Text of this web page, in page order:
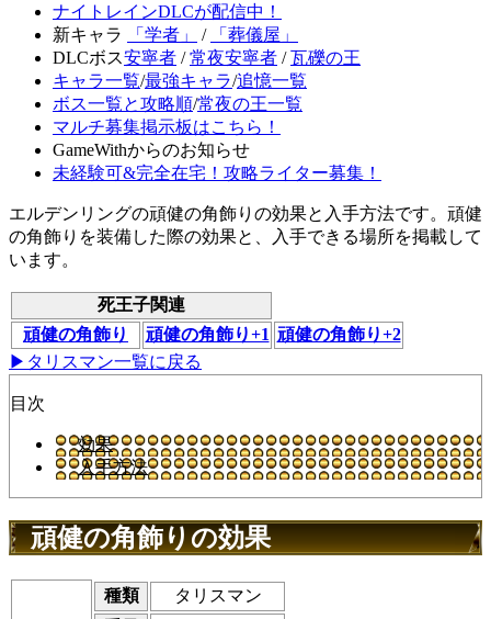
ナイトレインDLCが配信中！
新キャラ
「学者」 /
「葬儀屋」
DLCボス安寧者 /常夜安寧者 /瓦礫の王
キャラ一覧/最強キャラ/追憶一覧
ボス一覧と攻略順/常夜の王一覧
マルチ募集掲示板はこちら！
GameWithからのお知らせ
未経験可&完全在宅！攻略ライター募集！
エルデンリングの頑健の角飾りの効果と入手方法です。頑健
の角飾りを装備した際の効果と、入手できる場所を掲載して
います。
死王子関連
頑健の角飾り
頑健の角飾り+1 頑健の角飾り+2
▶タリスマン一覧に戻る
目次
効果
入手方法
頑健の角飾りの効果
種類
タリスマン